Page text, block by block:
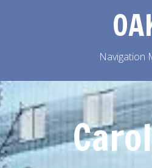
Navigation